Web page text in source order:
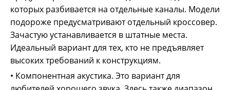
которых разбивается на отдельные каналы. Модели
подороже предусматривают отдельный кроссовер.
Зачастую устанавливается в штатные места.
Идеальный вариант для тех, кто не предъявляет
высоких требований к конструкциям.
• Компонентная акустика. Это вариант для